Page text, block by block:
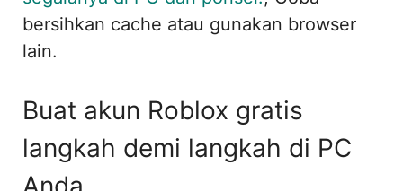
bersihkan cache atau gunakan browser
lain.
Buat akun Roblox gratis
langkah demi langkah di PC